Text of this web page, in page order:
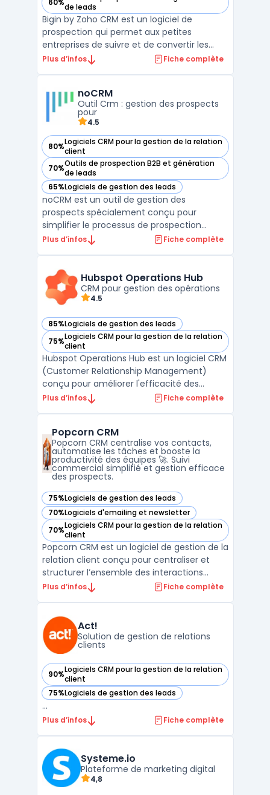
60%de leads
— voir Bigin by Zoho CRM dans cette catégorie
Bigin by Zoho CRM est un logiciel de
prospection qui permet aux petites
entreprises de suivre et de convertir les
prospects. Il offre des fonctionnalités telles
reporting. Avec Bigin, les utilisateurs
peuvent automat ...
Plus d’infos Fiche complète
noCRM
Outil Crm : gestion des prospects
pour
4.5
80%Logiciels CRM pour la gestion de la relation
client
— voir noCRM dans cette catégorie
70%Outils de prospection B2B et génération
de leads
— voir noCRM dans cette catégorie
65%Logiciels de gestion des leads
— voir noCRM dans cette catégorie
noCRM est un outil de gestion des
prospects spécialement conçu pour
simplifier le processus de prospection
commerciale. Contrairement aux CRM
des opportunités commerciales, en évitant
la complexité souvent associée aux s ...
Plus d’infos Fiche complète
Hubspot Operations Hub
CRM pour gestion des opérations
4.5
85%Logiciels de gestion des leads
— voir Hubspot Operations Hub dans cette catégorie
75%Logiciels CRM pour la gestion de la relation
client
— voir Hubspot Operations Hub dans cette catégorie
Hubspot Operations Hub est un logiciel CRM
(Customer Relationship Management)
conçu pour améliorer l'efficacité des
opérations commerciales et de gestion des
DirCo, DirLogistique, DG, PDG et
indépendants. Hubspot Ope ...
Plus d’infos Fiche complète
Popcorn CRM
Popcorn CRM centralise vos contacts,
automatise les tâches et booste la
productivité des équipes 🚀. Suivi
commercial simplifié et gestion efficace
des prospects.
75%Logiciels de gestion des leads
— voir Popcorn CRM dans cette catégorie
70%Logiciels d'emailing et newsletter
— voir Popcorn CRM dans cette catégorie
70%Logiciels CRM pour la gestion de la relation
client
— voir Popcorn CRM dans cette catégorie
Popcorn CRM est un logiciel de gestion de la
relation client conçu pour centraliser et
structurer l’ensemble des interactions
commerciales des entreprises. Ce logiciel
leurs besoins quotidiens de suivi client, tout
en ...
Plus d’infos Fiche complète
Act!
Solution de gestion de relations
clients
90%Logiciels CRM pour la gestion de la relation
client
— voir Act! dans cette catégorie
75%Logiciels de gestion des leads
— voir Act! dans cette catégorie
...
Plus d’infos Fiche complète
Systeme.io
Plateforme de marketing digital
4,8